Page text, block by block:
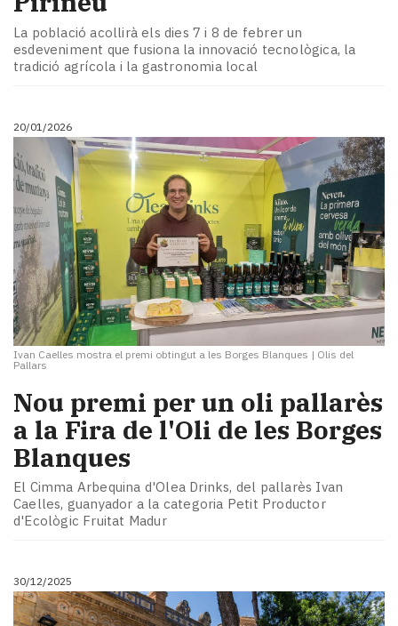
La població acollirà els dies 7 i 8 de febrer un
esdeveniment que fusiona la innovació tecnològica, la
tradició agrícola i la gastronomia local
20/01/2026
Ivan Caelles mostra el premi obtingut a les Borges Blanques | Olis del
Pallars
Nou premi per un oli pallarès
a la Fira de l'Oli de les Borges
Blanques
El Cimma Arbequina d'Olea Drinks, del pallarès Ivan
Caelles, guanyador a la categoria Petit Productor
d'Ecològic Fruitat Madur
30/12/2025